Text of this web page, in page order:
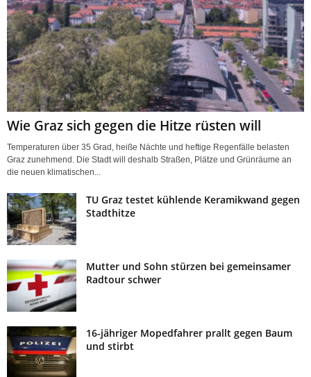
Wie Graz sich gegen die Hitze rüsten will
Temperaturen über 35 Grad, heiße Nächte und heftige Regenfälle belasten
Graz zunehmend. Die Stadt will deshalb Straßen, Plätze und Grünräume an
die neuen klimatischen...
TU Graz testet kühlende Keramikwand gegen
Stadthitze
Mutter und Sohn stürzen bei gemeinsamer
Radtour schwer
16-jähriger Mopedfahrer prallt gegen Baum
und stirbt